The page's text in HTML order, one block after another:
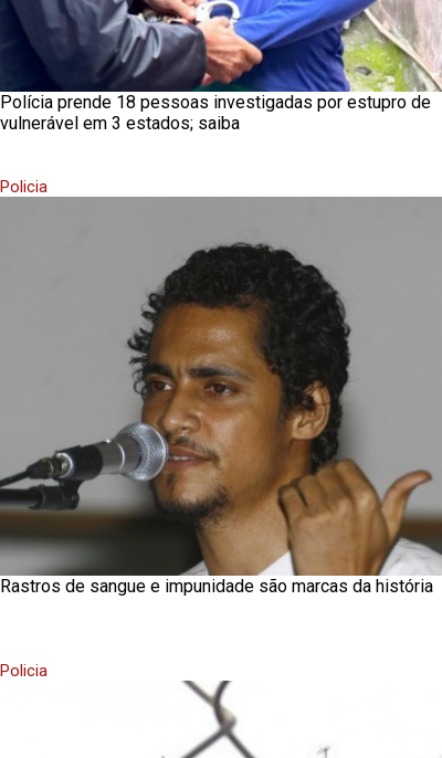
Polícia prende 18 pessoas investigadas por estupro de
vulnerável em 3 estados; saiba
Policia
Rastros de sangue e impunidade são marcas da história
Policia